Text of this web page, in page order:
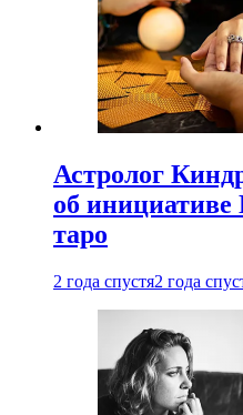
Астролог
об инициативе
таро
2 года спустя2 года